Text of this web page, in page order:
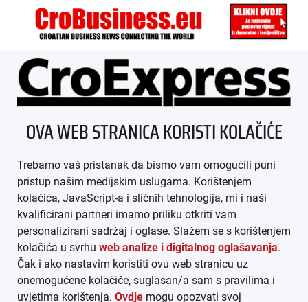
ÜBER UNS
IMPRESSUM
AGB
DATENSCHUTZ
MEDIADATEN
ARHIVA (PDF)
OVA WEB STRANICA KORISTI KOLAČIĆE
Trebamo vaš pristanak da bismo vam omogućili puni
pristup našim medijskim uslugama. Korištenjem
kolačića, JavaScript-a i sličnih tehnologija, mi i naši
kvalificirani partneri imamo priliku otkriti vam
personalizirani sadržaj i oglase. Slažem se s korištenjem
kolačića u svrhu web analize i digitalnog oglašavanja.
Čak i ako nastavim koristiti ovu web stranicu uz
onemogućene kolačiće, suglasan/a sam s pravilima i
uvjetima korištenja. Ovdje mogu opozvati svoj